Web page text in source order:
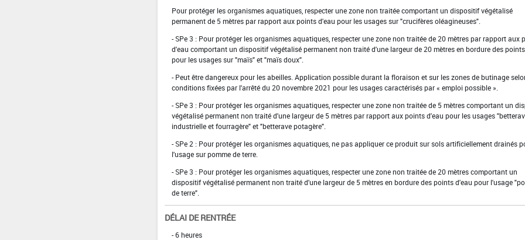
Pour protéger les organismes aquatiques, respecter une zone non traitée comportant un dispositif végétalisé
permanent de 5 mètres par rapport aux points d'eau pour les usages sur "crucifères oléagineuses".
- SPe 3 : Pour protéger les organismes aquatiques, respecter une zone non traitée de 20 mètres par rapport aux
d'eau comportant un dispositif végétalisé permanent non traité d'une largeur de 20 mètres en bordure des
pour les usages sur "maïs" et "maïs doux".
- Peut être dangereux pour les abeilles. Application possible durant la floraison et sur les zones de butinage
conditions fixées par l'arrêté du 20 novembre 2021 pour les usages caractérisés par « emploi possible ».
- SPe 3 : Pour protéger les organismes aquatiques, respecter une zone non traitée de 5 mètres comportant un
végétalisé permanent non traité d'une largeur de 5 mètres par rapport aux points d'eau pour les usages
industrielle et fourragère" et "betterave potagère".
- SPe 2 : Pour protéger les organismes aquatiques, ne pas appliquer ce produit sur sols artificiellement drainés
l'usage sur pomme de terre.
- SPe 3 : Pour protéger les organismes aquatiques, respecter une zone non traitée de 20 mètres comportant un
dispositif végétalisé permanent non traité d'une largeur de 5 mètres en bordure des points d'eau pour l'usage
de terre".
DÉLAI DE RENTRÉE
- 6 heures